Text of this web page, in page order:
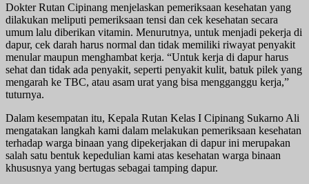
Dokter Rutan Cipinang menjelaskan pemeriksaan kesehatan yang
dilakukan meliputi pemeriksaan tensi dan cek kesehatan secara
umum lalu diberikan vitamin. Menurutnya, untuk menjadi pekerja di
dapur, cek darah harus normal dan tidak memiliki riwayat penyakit
menular maupun menghambat kerja. “Untuk kerja di dapur harus
sehat dan tidak ada penyakit, seperti penyakit kulit, batuk pilek yang
mengarah ke TBC, atau asam urat yang bisa mengganggu kerja,”
tuturnya.
Dalam kesempatan itu, Kepala Rutan Kelas I Cipinang Sukarno Ali
mengatakan langkah kami dalam melakukan pemeriksaan kesehatan
terhadap warga binaan yang dipekerjakan di dapur ini merupakan
salah satu bentuk kepedulian kami atas kesehatan warga binaan
khususnya yang bertugas sebagai tamping dapur.